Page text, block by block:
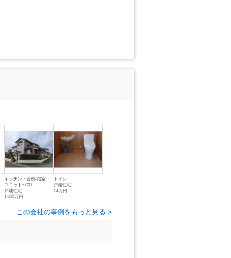
キッチン・台所/浴室・
ユニットバス/...
戸建住宅
1185万円
トイレ
戸建住宅
14万円
この会社の事例をもっと見る >